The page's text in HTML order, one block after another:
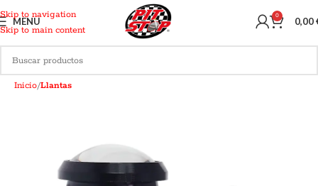
Skip to navigation
Skip to main content
MENU 0 0,00
Inicio Llantas